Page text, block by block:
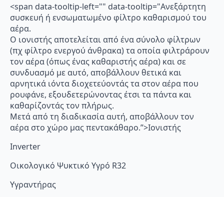
<span data-tooltip-left="" data-tooltip="Ανεξάρτητη
συσκευή ή ενσωματωμένο φίλτρο καθαρισμού του
αέρα.
Ο ιονιστής αποτελείται από ένα σύνολο φίλτρων
(πχ φίλτρο ενεργού άνθρακα) τα οποία φιλτράρουν
τον αέρα (όπως ένας καθαριστής αέρα) και σε
συνδυασμό με αυτό, αποβάλλουν θετικά και
αρνητικά ιόντα διοχετεύοντάς τα στον αέρα που
ρουφάνε, εξουδετερώνοντας έτσι τα πάντα και
καθαρίζοντάς τον πλήρως.
Μετά από τη διαδικασία αυτή, αποβάλλουν τον
αέρα στο χώρο μας πεντακάθαρο.”>Ιονιστής
Inverter
Οικολογικό Ψυκτικό Υγρό R32
Υγραντήρας